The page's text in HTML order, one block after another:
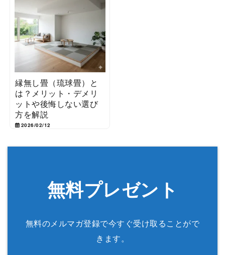
縁無し畳（琉球畳）と
は？メリット・デメリ
ットや後悔しない選び
方を解説
2026/02/12
無料プレゼント
無料のメルマガ登録で今すぐ受け取ることがで
きます。